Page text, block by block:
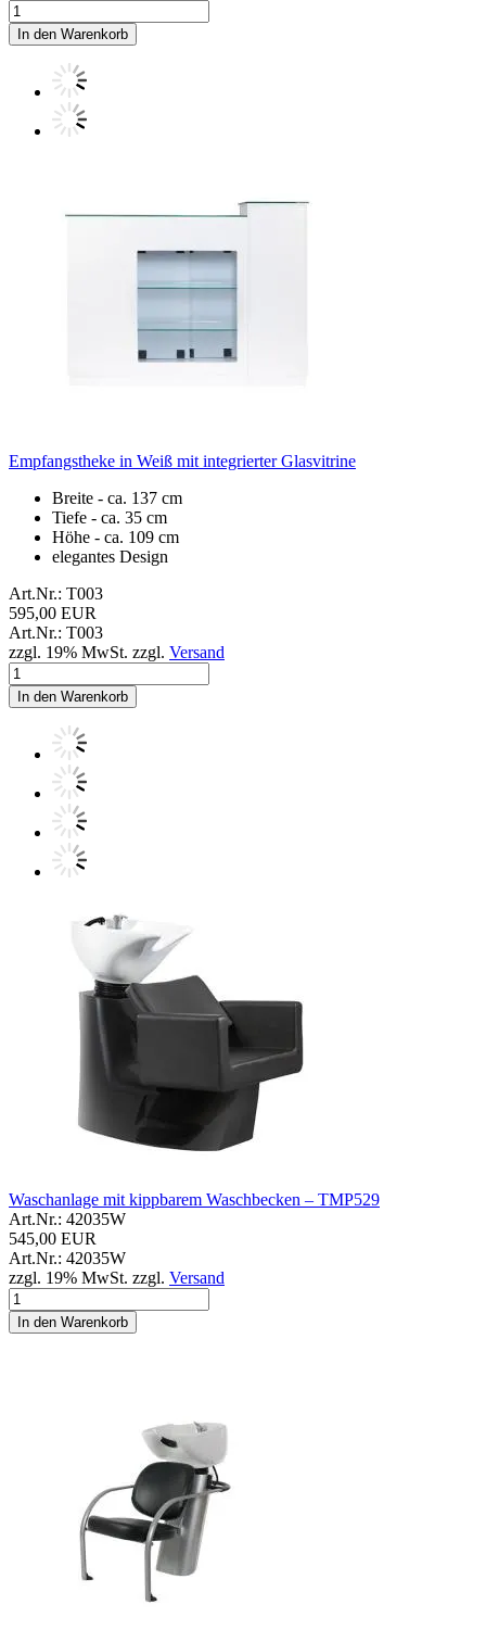
In den Warenkorb
Empfangstheke in Weiß mit integrierter Glasvitrine
Breite - ca. 137 cm
Tiefe - ca. 35 cm
Höhe - ca. 109 cm
elegantes Design
Art.Nr.: T003
595,00 EUR
Art.Nr.: T003
zzgl. 19% MwSt. zzgl. Versand
In den Warenkorb
Waschanlage mit kippbarem Waschbecken – TMP529
Art.Nr.: 42035W
545,00 EUR
Art.Nr.: 42035W
zzgl. 19% MwSt. zzgl. Versand
In den Warenkorb